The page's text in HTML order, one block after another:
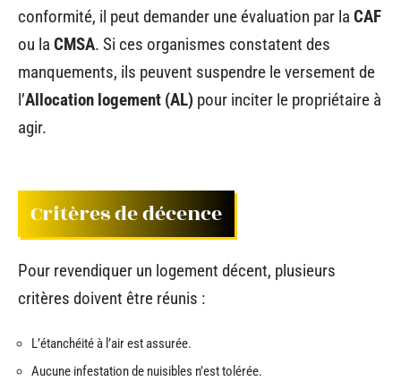
conformité, il peut demander une évaluation par la CAF
ou la CMSA. Si ces organismes constatent des
manquements, ils peuvent suspendre le versement de
l’Allocation logement (AL) pour inciter le propriétaire à
agir.
Critères de décence
Pour revendiquer un logement décent, plusieurs
critères doivent être réunis :
L’étanchéité à l’air est assurée.
Aucune infestation de nuisibles n’est tolérée.